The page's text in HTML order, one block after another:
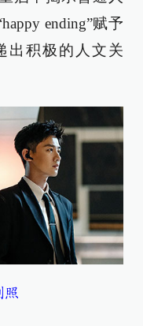
ending”赋予
出积极的人文关
照